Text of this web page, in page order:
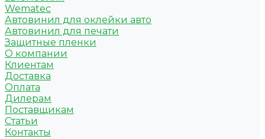
Wematec
Автовинил для оклейки авто
Автовинил для печати
Защитные пленки
О компании
Клиентам
Доставка
Оплата
Дилерам
Поставщикам
Статьи
Контакты